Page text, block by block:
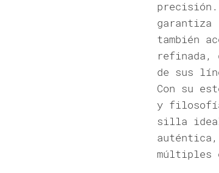
garantiza
también
refinada,
de sus
Con su
y filosofía
silla ideal
múltiples